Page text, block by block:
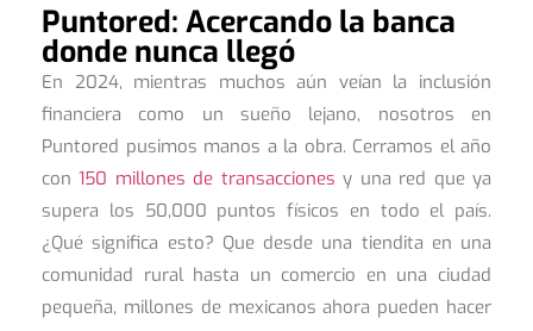
Puntored: Acercando la banca
donde nunca llegó
En 2024, mientras muchos aún veían la inclusión
financiera como un sueño lejano, nosotros en
Puntored pusimos manos a la obra. Cerramos el año
con 150 millones de transacciones y una red que ya
supera los 50,000 puntos físicos en todo el país.
¿Qué significa esto? Que desde una tiendita en una
comunidad rural hasta un comercio en una ciudad
pequeña, millones de mexicanos ahora pueden hacer